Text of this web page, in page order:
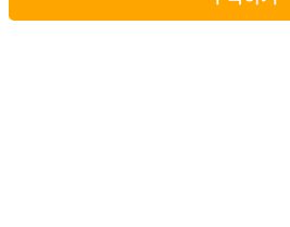
02. 수집하는 개인정보의 항목 및 수집방법